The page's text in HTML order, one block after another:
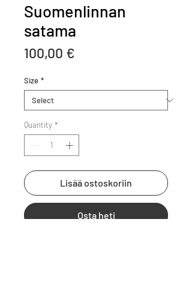
Suomenlinnan
satama
100,00 €
Size *
Quantity *
Lisää ostoskoriin
Osta heti